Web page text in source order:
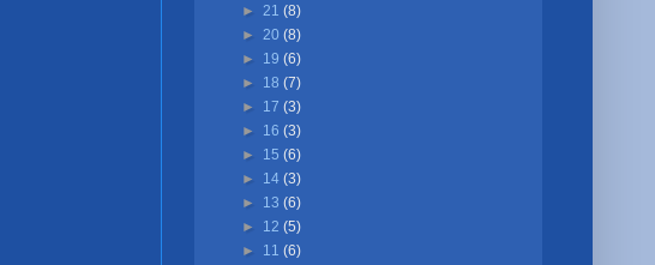
► 21 (8)
► 20 (8)
► 19 (6)
► 18 (7)
► 17 (3)
► 16 (3)
► 15 (6)
► 14 (3)
► 13 (6)
► 12 (5)
► 11 (6)